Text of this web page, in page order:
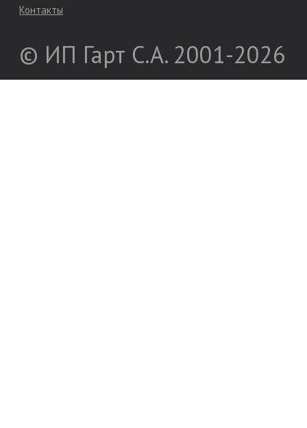
Контакты
© ИП Гарт С.А. 2001-2026